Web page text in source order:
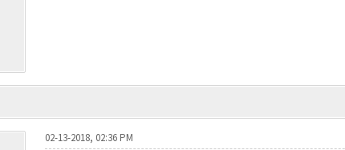
02-13-2018, 02:36 PM